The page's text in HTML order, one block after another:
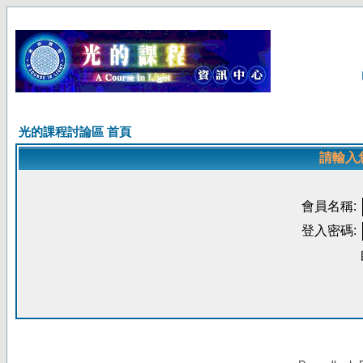
光的課程討論區 首頁
請輸入
會員名稱:
登入密碼: